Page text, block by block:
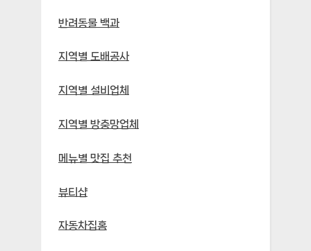
반려동물 백과
지역별 도배공사
지역별 설비업체
지역별 방충망업체
메뉴별 맛집 추천
뷰티샵
자동차집홈